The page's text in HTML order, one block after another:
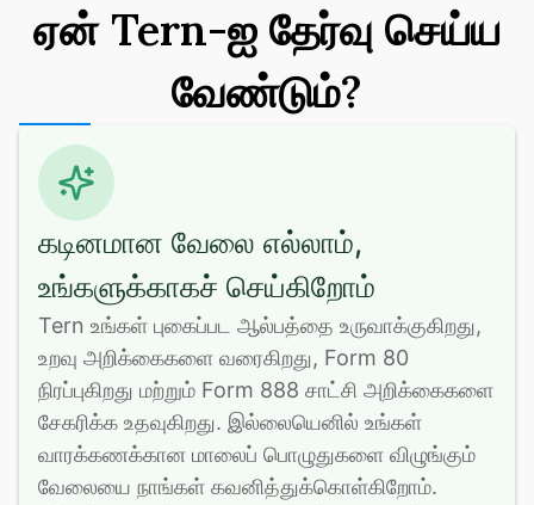
ஏன் Tern-ஐ தேர்வு செய்ய
வேண்டும்?
கடினமான வேலை எல்லாம்,
உங்களுக்காகச் செய்கிறோம்
Tern உங்கள் புகைப்பட ஆல்பத்தை உருவாக்குகிறது,
உறவு அறிக்கைகளை வரைகிறது, Form 80
நிரப்புகிறது மற்றும் Form 888 சாட்சி அறிக்கைகளை
சேகரிக்க உதவுகிறது. இல்லையெனில் உங்கள்
வாரக்கணக்கான மாலைப் பொழுதுகளை விழுங்கும்
வேலையை நாங்கள் கவனித்துக்கொள்கிறோம்.